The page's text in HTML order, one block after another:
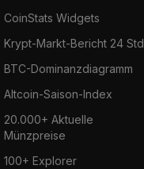
CoinStats Widgets
Krypt-Markt-Bericht 24 Std
BTC-Dominanzdiagramm
Altcoin-Saison-Index
20.000+ Aktuelle
Münzpreise
100+ Explorer